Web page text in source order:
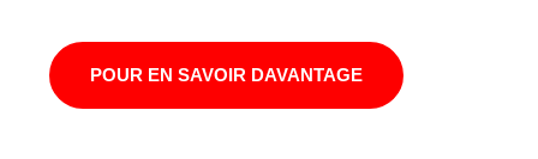
POUR EN SAVOIR DAVANTAGE